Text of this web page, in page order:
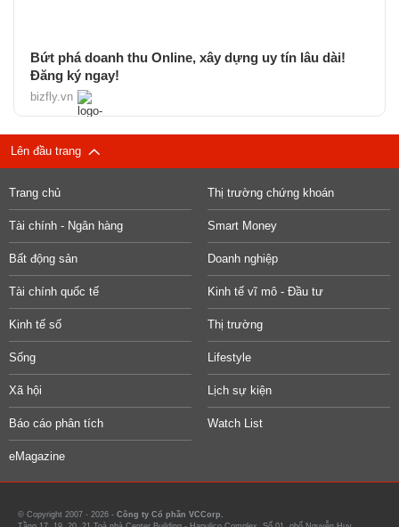
Bứt phá doanh thu Online, xây dựng uy tín lâu dài!
Đăng ký ngay!
bizfly.vn
Lên đầu trang
Trang chủ Thị trường chứng khoán
Tài chính - Ngân hàng Smart Money
Bất động sản Doanh nghiệp
Tài chính quốc tế Kinh tế vĩ mô - Đầu tư
Kinh tế số Thị trường
Sống Lifestyle
Xã hội Lịch sự kiện
Báo cáo phân tích Watch List
eMagazine
© Copyright 2007 - 2026 - Công ty Cổ phần VCCorp.